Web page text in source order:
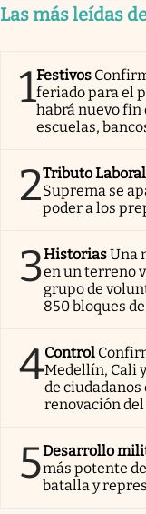
Las más leídas
1Festivos
feriado para el
habrá nuevo fin
escuelas,
2Tributo Laboral
Suprema se
poder a los
3HistoriasUna
en un terreno
grupo de
850 bloques
4Control
Medellín, Cali
de
renovación
5Desarrollo
más potente
batalla y